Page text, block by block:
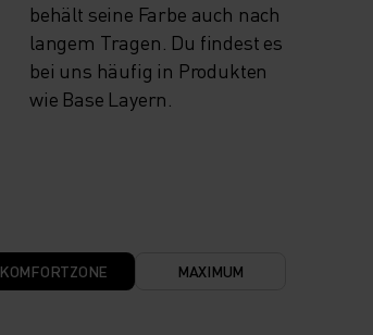
behält seine Farbe auch nach
langem Tragen. Du findest es
bei uns häufig in Produkten
wie Base Layern.
KOMFORTZONE MAXIMUM